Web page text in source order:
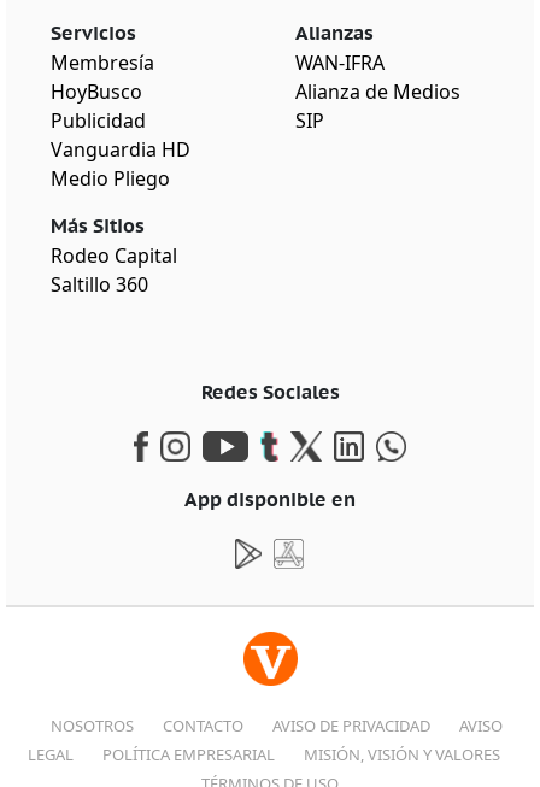
Servicios
Membresía
HoyBusco
Publicidad
Vanguardia HD
Medio Pliego
Más Sitios
Rodeo Capital
Saltillo 360
Alianzas
WAN-IFRA
Alianza de Medios
SIP
Redes Sociales
App disponible en
NOSOTROS CONTACTO AVISO DE PRIVACIDAD
AVISO
LEGAL
POLÍTICA EMPRESARIAL
MISIÓN, VISIÓN Y VALORES